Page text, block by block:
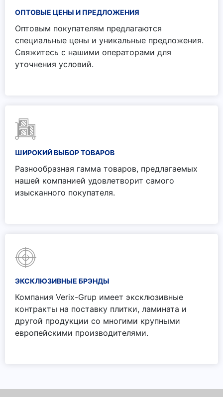
ОПТОВЫЕ ЦЕНЫ И ПРЕДЛОЖЕНИЯ
Оптовым покупателям предлагаются
специальные цены и уникальные предложения.
Свяжитесь с нашими операторами для
уточнения условий.
ШИРОКИЙ ВЫБОР ТОВАРОВ
Разнообразная гамма товаров, предлагаемых
нашей компанией удовлетворит самого
изысканного покупателя.
ЭКСКЛЮЗИВНЫЕ БРЭНДЫ
Компания Verix-Grup имеет эксклюзивные
контракты на поставку плитки, ламината и
другой продукции со многими крупными
европейскими производителями.